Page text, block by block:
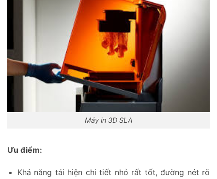
Máy in 3D SLA
Ưu điểm:
Khả năng tái hiện chi tiết nhỏ rất tốt, đường nét rõ